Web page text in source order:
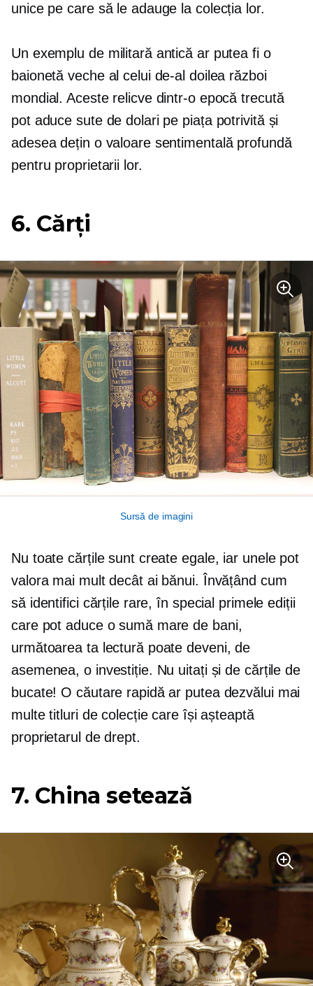
unice pe care să le adauge la colecția lor.
Un exemplu de militară antică ar putea fi o
baionetă veche al celui de-al doilea război
mondial. Aceste relicve dintr-o epocă trecută
pot aduce sute de dolari pe piața potrivită și
adesea dețin o valoare sentimentală profundă
pentru proprietarii lor.
6. Cărți
Sursă de imagini
Nu toate cărțile sunt create egale, iar unele pot
valora mai mult decât ai bănui. Învățând cum
să identifici cărțile rare, în special primele ediții
care pot aduce o sumă mare de bani,
următoarea ta lectură poate deveni, de
asemenea, o investiție. Nu uitați și de cărțile de
bucate! O căutare rapidă ar putea dezvălui mai
multe titluri de colecție care își așteaptă
proprietarul de drept.
7. China setează